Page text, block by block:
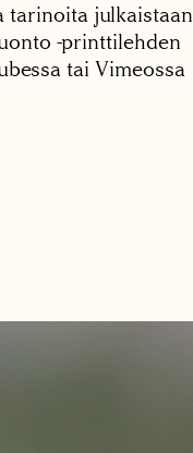
tarinoita julkaistaan
-printtilehden
tai Vimeossa